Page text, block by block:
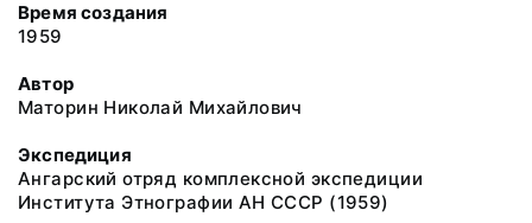
Время создания
1959
Автор
Маторин Николай Михайлович
Экспедиция
Ангарский отряд комплексной экспедиции
Института Этнографии АН СССР (1959)